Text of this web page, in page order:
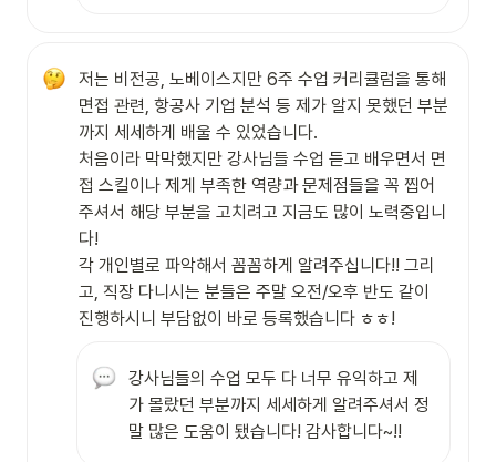
저는 비전공, 노베이스지만 6주 수업 커리큘럼을 통해
면접 관련, 항공사 기업 분석 등 제가 알지 못했던 부분
까지 세세하게 배울 수 있었습니다.
처음이라 막막했지만 강사님들 수업 듣고 배우면서 면
접 스킬이나 제게 부족한 역량과 문제점들을 꼭 찝어
주셔서 해당 부분을 고치려고 지금도 많이 노력중입니
다!
각 개인별로 파악해서 꼼꼼하게 알려주십니다!! 그리
고, 직장 다니시는 분들은 주말 오전/오후 반도 같이
진행하시니 부담없이 바로 등록했습니다 ㅎㅎ!
강사님들의 수업 모두 다 너무 유익하고 제
가 몰랐던 부분까지 세세하게 알려주셔서 정
말 많은 도움이 됐습니다! 감사합니다~!!